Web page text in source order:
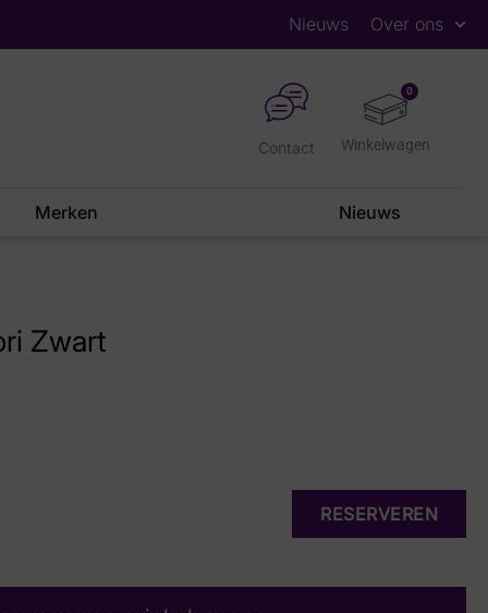
Nieuws Over ons
0
Contact
Merken Nieuws
Zwart
RESERVEREN